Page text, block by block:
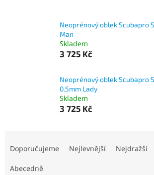
Neoprénový oblek Scubapro
Man
Skladem
3 725 Kč
Neoprénový oblek Scubapro
0.5mm Lady
Skladem
3 725 Kč
Doporučujeme Nejlevnější Nejdražší
Abecedně